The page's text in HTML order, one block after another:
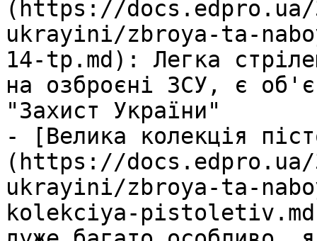
(https://docs.edpro.ua/
ukrayini/zbroya-ta-
14-tp.md): Легка
на озброєні ЗСУ, є
"Захист України"
- [Велика колекція
(https://docs.edpro.ua/
ukrayini/zbroya-ta-
kolekciya-